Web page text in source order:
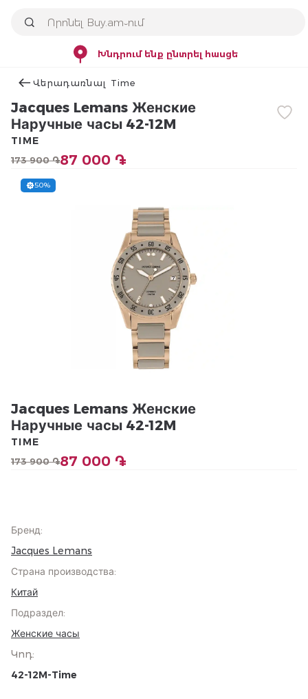
Խնդրում ենք ընտրել հասցե
Վերադառնալ Time
Jacques Lemans Женские
Наручные часы 42-12M
173 900 ֏87 000 ֏
TIME
50%
Jacques Lemans Женские
Наручные часы 42-12M
173 900 ֏87 000 ֏
TIME
Бренд:
Jacques Lemans
Страна производства:
Китай
Подраздел:
Женские часы
Կոդ:
42-12M-Time